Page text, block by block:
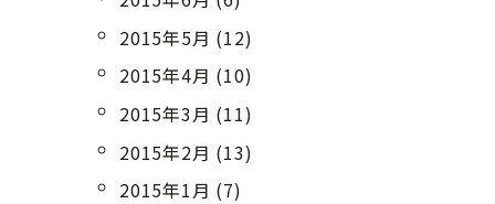
2015年5月 (12)
2015年4月 (10)
2015年3月 (11)
2015年2月 (13)
2015年1月 (7)